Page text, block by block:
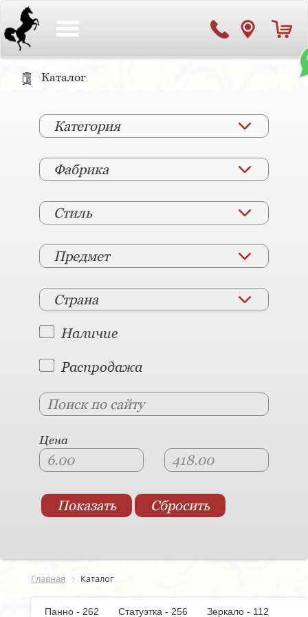
Каталог
Категория
Фабрика
Стиль
Предмет
Страна
Наличие
Распродажа
Цена
Главная Каталог
Панно - 262 Статуэтка - 256
Зеркало - 112